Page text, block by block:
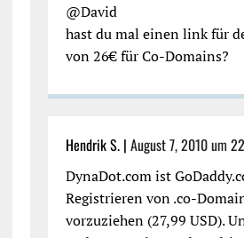
@David
hast du mal einen link für
von 26€ für Co-Domains?
Hendrik S. | August 7, 2010 um
DynaDot.com ist
Registrieren von .co-
vorzuziehen (27,99 USD).